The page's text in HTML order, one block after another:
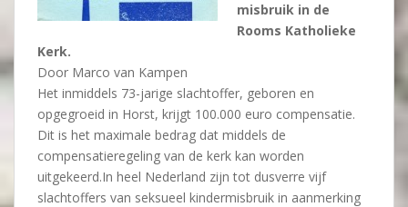
misbruik in de
Rooms Katholieke
Kerk.
Door Marco van Kampen
Het inmiddels 73-jarige slachtoffer, geboren en
opgegroeid in Horst, krijgt 100.000 euro compensatie.
Dit is het maximale bedrag dat middels de
compensatieregeling van de kerk kan worden
uitgekeerd.In heel Nederland zijn tot dusverre vijf
slachtoffers van seksueel kindermisbruik in aanmerking